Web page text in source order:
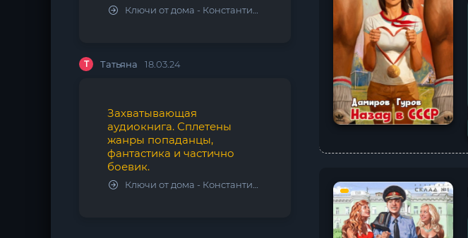
Ключи от дома - Константин Калбазов
Т Татьяна 18.03.24
Захватывающая
аудиокнига. Сплетены
жанры попаданцы,
фантастика и частично
боевик.
Ключи от дома - Константин Калбазов